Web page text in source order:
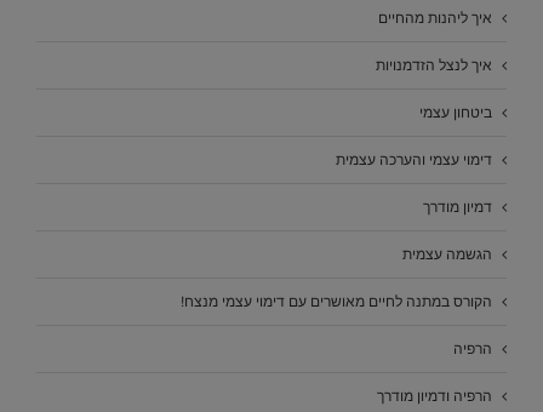
איך ליהנות מהחיים
איך לנצל הזדמנויות
ביטחון עצמי
דימוי עצמי והערכה עצמית
דמיון מודרך
הגשמה עצמית
הקורס במתנה לחיים מאושרים עם דימוי עצמי מנצח!
הרפיה
הרפיה ודמיון מודרך